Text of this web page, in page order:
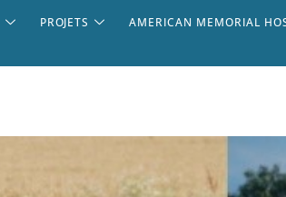
PROJETS AMERICAN MEMORIAL